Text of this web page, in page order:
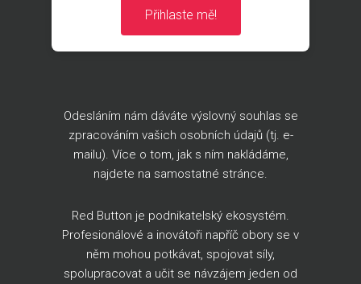
Přihlaste mě!
Odesláním nám dáváte výslovný souhlas se
zpracováním vašich osobních údajů (tj. e-
mailu). Více o tom, jak s ním nakládáme,
najdete na samostatné stránce.
Red Button je podnikatelský ekosystém.
Profesionálové a inovátoři napříč obory se v
něm mohou potkávat, spojovat síly,
spolupracovat a učit se návzájem jeden od